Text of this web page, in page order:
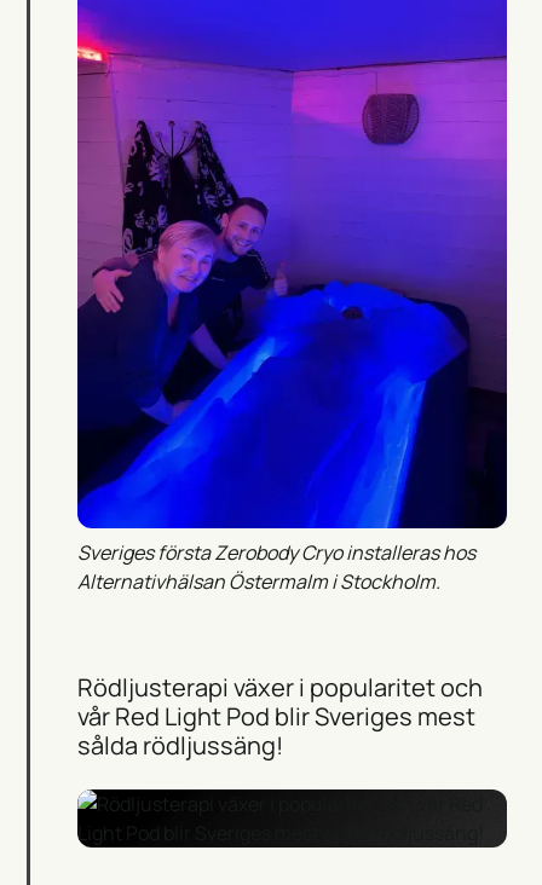
Sveriges första Zerobody Cryo installeras hos
Alternativhälsan Östermalm i Stockholm.
Rödljusterapi växer i popularitet och
vår Red Light Pod blir Sveriges mest
sålda rödljussäng!